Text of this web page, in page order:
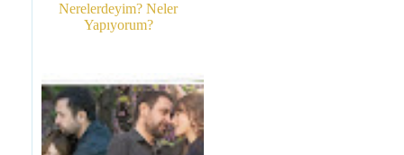
Nerelerdeyim? Neler
Yapıyorum?